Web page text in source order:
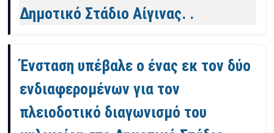
Δημοτικό Στάδιο Αίγινας. .
Ένσταση υπέβαλε ο ένας εκ τον δύο
ενδιαφερομένων για τον
πλειοδοτικό διαγωνισμό του